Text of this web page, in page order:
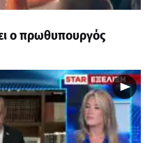
ο πρωθυπουργός